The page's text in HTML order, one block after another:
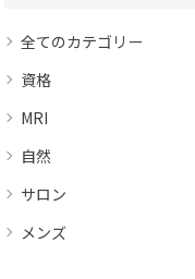
全てのカテゴリー
資格
MRI
自然
サロン
メンズ